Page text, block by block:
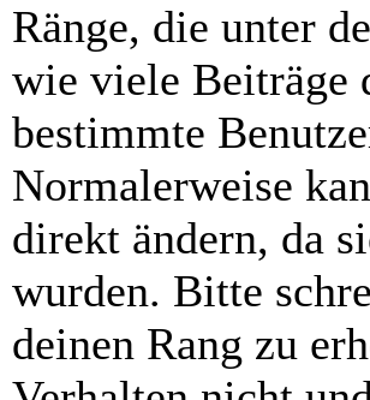
Ränge, die unter
wie viele Beiträge
bestimmte
Normalerweise
direkt ändern, da
wurden. Bitte
deinen Rang zu